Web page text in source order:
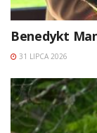
Benedykt
31 LIPCA 2026